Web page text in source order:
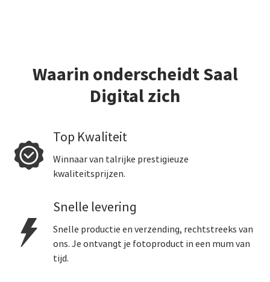
Waarin onderscheidt Saal
Digital zich
Top Kwaliteit
Winnaar van talrijke prestigieuze
kwaliteitsprijzen.
Snelle levering
Snelle productie en verzending, rechtstreeks van
ons. Je ontvangt je fotoproduct in een mum van
tijd.